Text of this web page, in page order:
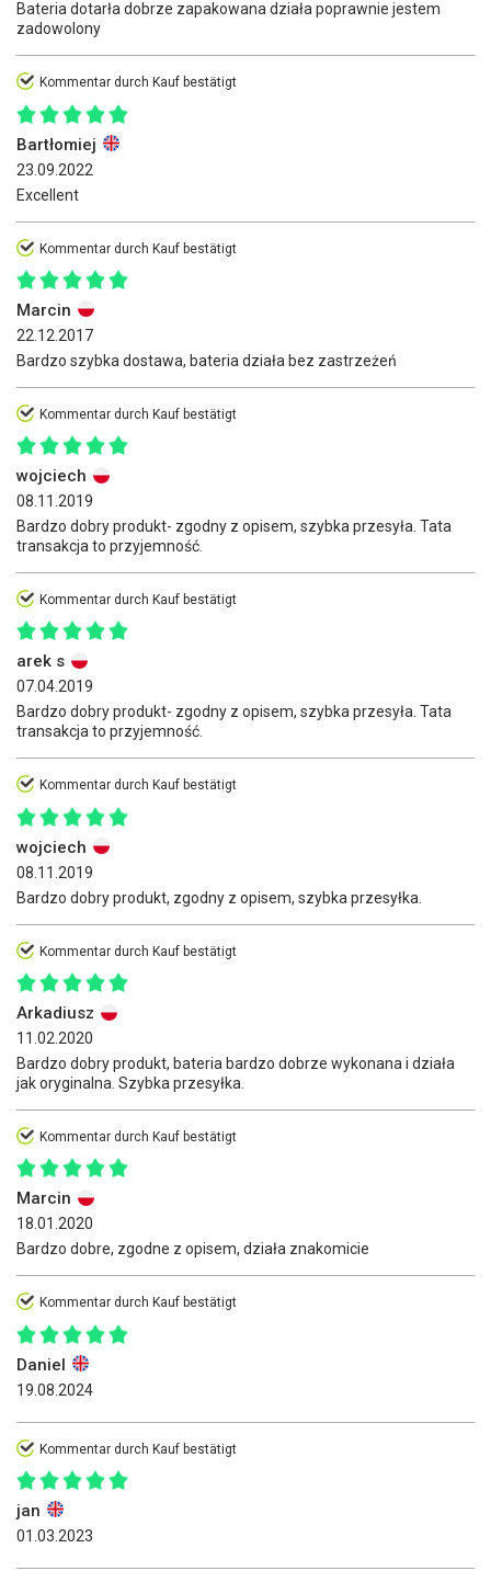
Bateria dotarła dobrze zapakowana działa poprawnie jestem
zadowolony
Kommentar durch Kauf bestätigt
Bartłomiej
23.09.2022
Excellent
Kommentar durch Kauf bestätigt
Marcin
22.12.2017
Bardzo szybka dostawa, bateria działa bez zastrzeżeń
Kommentar durch Kauf bestätigt
wojciech
08.11.2019
Bardzo dobry produkt- zgodny z opisem, szybka przesyła. Tata
transakcja to przyjemność.
Kommentar durch Kauf bestätigt
arek s
07.04.2019
Bardzo dobry produkt- zgodny z opisem, szybka przesyła. Tata
transakcja to przyjemność.
Kommentar durch Kauf bestätigt
wojciech
08.11.2019
Bardzo dobry produkt, zgodny z opisem, szybka przesyłka.
Kommentar durch Kauf bestätigt
Arkadiusz
11.02.2020
Bardzo dobry produkt, bateria bardzo dobrze wykonana i działa
jak oryginalna. Szybka przesyłka.
Kommentar durch Kauf bestätigt
Marcin
18.01.2020
Bardzo dobre, zgodne z opisem, działa znakomicie
Kommentar durch Kauf bestätigt
Daniel
19.08.2024
Kommentar durch Kauf bestätigt
jan
01.03.2023